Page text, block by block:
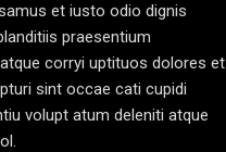
et iusto odio dignis
praesentium
corryi uptituos dolores et
sint occae cati cupidi
volupt atum deleniti atque